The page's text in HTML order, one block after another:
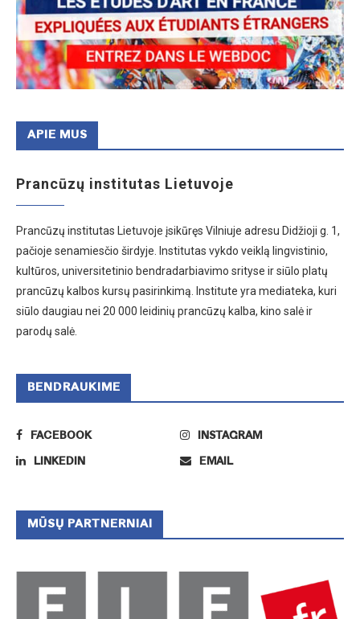
APIE MUS
Prancūzų institutas Lietuvoje
Prancūzų institutas Lietuvoje įsikūręs Vilniuje adresu Didžioji g. 1,
pačioje senamiesčio širdyje. Institutas vykdo veiklą lingvistinio,
kultūros, universitetinio bendradarbiavimo srityse ir siūlo platų
prancūzų kalbos kursų pasirinkimą. Institute yra mediateka, kuri
siūlo daugiau nei 20 000 leidinių prancūzų kalba, kino salė ir
parodų salė.
BENDRAUKIME
FACEBOOK INSTAGRAM
LINKEDIN EMAIL
MŪSŲ PARTNERNIAI